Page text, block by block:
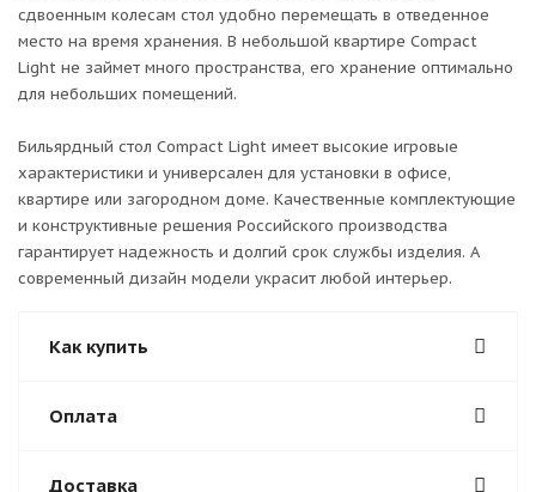
сдвоенным колесам стол удобно перемещать в отведенное
место на время хранения. В небольшой квартире Compact
Light не займет много пространства, его хранение оптимально
для небольших помещений.
Бильярдный стол Compact Light имеет высокие игровые
характеристики и универсален для установки в офисе,
квартире или загородном доме. Качественные комплектующие
и конструктивные решения Российского производства
гарантирует надежность и долгий срок службы изделия. А
современный дизайн модели украсит любой интерьер.
Как купить
Оплата
Доставка